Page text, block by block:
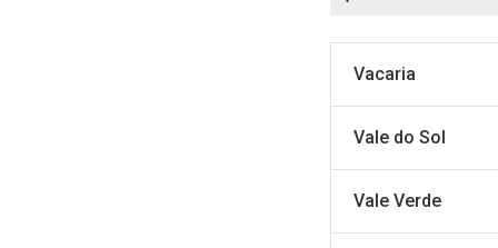
Vacaria
Vale do Sol
Vale Verde